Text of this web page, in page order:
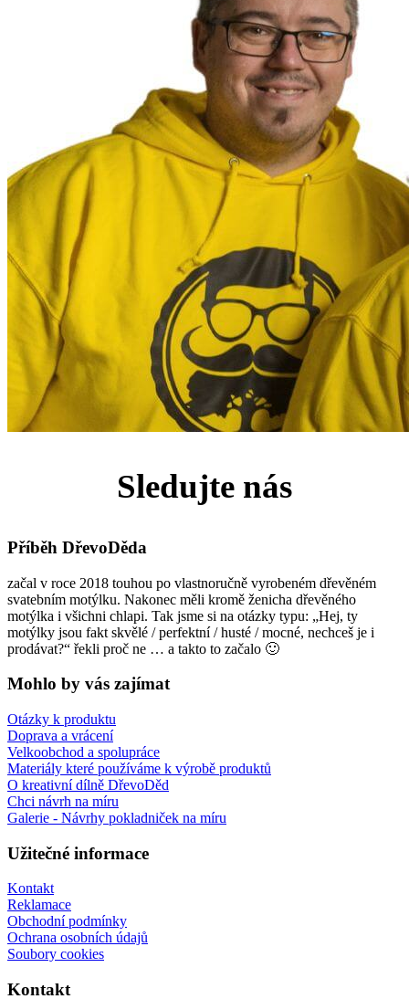
Sledujte nás
Příběh DřevoDěda
začal v roce 2018 touhou po vlastnoručně vyrobeném dřevěném
svatebním motýlku. Nakonec měli kromě ženicha dřevěného
motýlka i všichni chlapi. Tak jsme si na otázky typu: „Hej, ty
motýlky jsou fakt skvělé / perfektní / husté / mocné, nechceš je i
prodávat?“ řekli proč ne … a takto to začalo 🙂
Mohlo by vás zajímat
Otázky k produktu
Doprava a vrácení
Velkoobchod a spolupráce
Materiály které používáme k výrobě produktů
O kreativní dílně DřevoDěd
Chci návrh na míru
Galerie - Návrhy pokladniček na míru
Užitečné informace
Kontakt
Reklamace
Obchodní podmínky
Ochrana osobních údajů
Soubory cookies
Kontakt